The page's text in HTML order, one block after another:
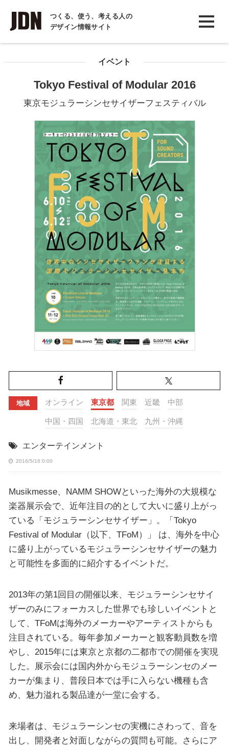
つくる、使う、考える人の
デザイン情報サイト
INTERVIEW
インタビュー
COLUMN
イベント
Tokyo Festival of Modular 2016
東京モジュラーシンセサイザーフェスティバル
地域 オンライン 東京都 関東 近畿 中部
中国・四国 北海道・東北 九州・沖縄
エンターテインメント
2016/5/16 0:00
Musikmesse、NAMM SHOWといった海外の大規模な
楽器展示会で、近年注目の的として大いに盛り上がっ
ている「モジュラーシンセサイザー」。「Tokyo
Festival of Modular（以下、TFoM）」 は、海外を中心
に盛り上がっているモジュラーシンセサイザーの魅力
と可能性を多面的に紹介するイベントだ。
2013年の第1回目の開催以来、モジュラーシンセサイ
ザーのみにフォーカスした世界でも珍しいイベントと
して、TFoMは海外のメーカーやアーティストからも
注目されている。毎年参加メーカーと観客動員数を増
やし、2015年には東京と京都の二都市での開催を実現
した。展示会には国内外からモジュラーシンセのメー
カーが集まり、普段日本では手に入らない機種も含
め、魅力溢れる製品達が一堂に会する。
来場者は、モジュラーシンセの実機にさわって、音を
出し、開発者と対面しながらの質問も可能。さらにア